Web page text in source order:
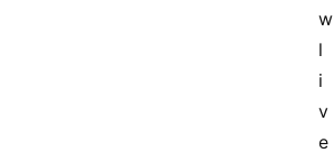
w
l
i
v
e